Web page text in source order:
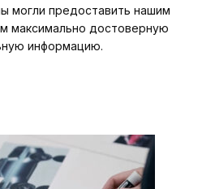
могли предоставить нашим
максимально достоверную
информацию.